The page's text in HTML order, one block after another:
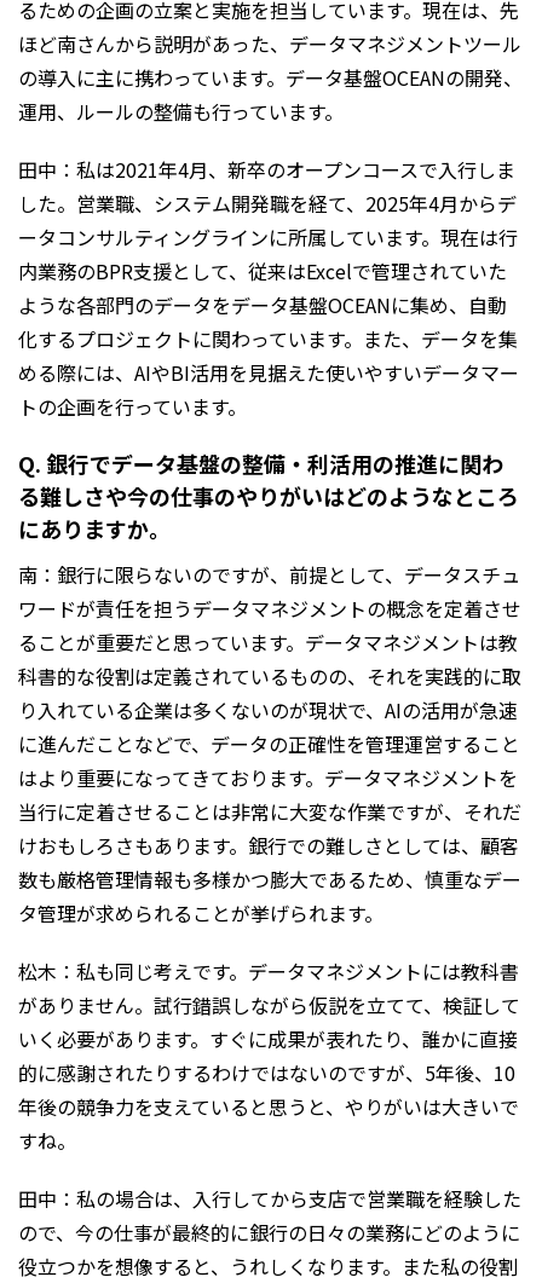
るための企画の立案と実施を担当しています。現在は、先
ほど南さんから説明があった、データマネジメントツール
の導入に主に携わっています。データ基盤OCEANの開発、
運用、ルールの整備も行っています。
田中：私は2021年4月、新卒のオープンコースで入行しま
した。営業職、システム開発職を経て、2025年4月からデ
ータコンサルティングラインに所属しています。現在は行
内業務のBPR支援として、従来はExcelで管理されていた
ような各部門のデータをデータ基盤OCEANに集め、自動
化するプロジェクトに関わっています。また、データを集
める際には、AIやBI活用を見据えた使いやすいデータマー
トの企画を行っています。
Q. 銀行でデータ基盤の整備・利活用の推進に関わ
る難しさや今の仕事のやりがいはどのようなところ
にありますか。
南：銀行に限らないのですが、前提として、データスチュ
ワードが責任を担うデータマネジメントの概念を定着させ
ることが重要だと思っています。データマネジメントは教
科書的な役割は定義されているものの、それを実践的に取
り入れている企業は多くないのが現状で、AIの活用が急速
に進んだことなどで、データの正確性を管理運営すること
はより重要になってきております。データマネジメントを
当行に定着させることは非常に大変な作業ですが、それだ
けおもしろさもあります。銀行での難しさとしては、顧客
数も厳格管理情報も多様かつ膨大であるため、慎重なデー
タ管理が求められることが挙げられます。
松木：私も同じ考えです。データマネジメントには教科書
がありません。試行錯誤しながら仮説を立てて、検証して
いく必要があります。すぐに成果が表れたり、誰かに直接
的に感謝されたりするわけではないのですが、5年後、10
年後の競争力を支えていると思うと、やりがいは大きいで
すね。
田中：私の場合は、入行してから支店で営業職を経験した
ので、今の仕事が最終的に銀行の日々の業務にどのように
役立つかを想像すると、うれしくなります。また私の役割